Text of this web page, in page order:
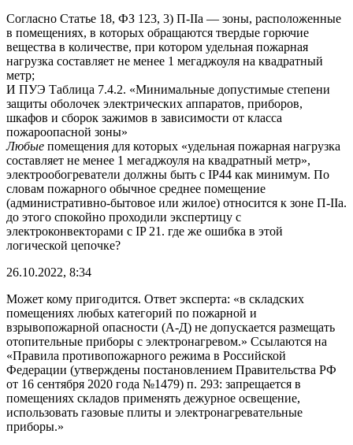
Согласно Статье 18, ФЗ 123, 3) П-IIа — зоны, расположенные
в помещениях, в которых обращаются твердые горючие
вещества в количестве, при котором удельная пожарная
нагрузка составляет не менее 1 мегаджоуля на квадратный
метр;
И ПУЭ Таблица 7.4.2. «Минимальные допустимые степени
защиты оболочек электрических аппаратов, приборов,
шкафов и сборок зажимов в зависимости от класса
пожароопасной зоны»
Любые помещения для которых «удельная пожарная нагрузка
составляет не менее 1 мегаджоуля на квадратный метр»,
электрообогреватели должны быть с IP44 как минимум. По
словам пожарного обычное среднее помещение
(административно-бытовое или жилое) относится к зоне П-IIа.
до этого спокойно проходили экспертицу с
электроконвекторами с IP 21. где же ошибка в этой
логической цепочке?
26.10.2022, 8:34
Может кому пригодится. Ответ эксперта: «в складских
помещениях любых категорий по пожарной и
взрывопожарной опасности (А-Д) не допускается размещать
отопительные приборы с электронагревом.» Ссылаются на
«Правила противопожарного режима в Российской
Федерации (утверждены постановлением Правительства РФ
от 16 сентября 2020 года №1479) п. 293: запрещается в
помещениях складов применять дежурное освещение,
использовать газовые плиты и электронагревательные
приборы.»